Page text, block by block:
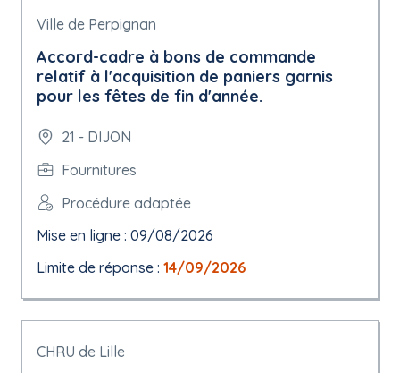
Ville de Perpignan
Accord-cadre à bons de commande
relatif à l'acquisition de paniers garnis
pour les fêtes de fin d'année.
21 - DIJON
Fournitures
Procédure adaptée
Mise en ligne : 09/08/2026
Limite de réponse : 14/09/2026
CHRU de Lille